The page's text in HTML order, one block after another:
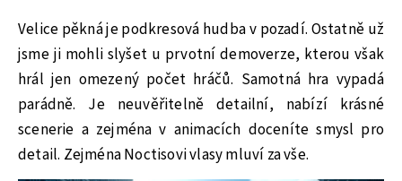
Velice pěkná je podkresová hudba v pozadí. Ostatně už
jsme ji mohli slyšet u prvotní demoverze, kterou však
hrál jen omezený počet hráčů. Samotná hra vypadá
parádně. Je neuvěřitelně detailní, nabízí krásné
scenerie a zejména v animacích doceníte smysl pro
detail. Zejména Noctisovi vlasy mluví za vše.